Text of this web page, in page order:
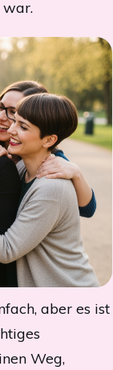
war.
aber es ist
Weg,